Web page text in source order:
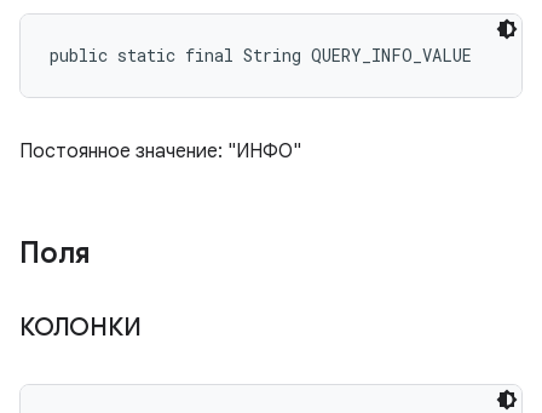
public static final String QUERY_INFO_VALUE
Постоянное значение: "ИНФО"
Поля
КОЛОНКИ